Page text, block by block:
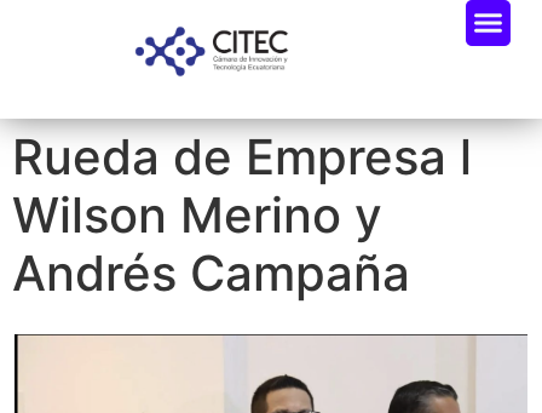
Rueda de Empresa l
Wilson Merino y
Andrés Campaña